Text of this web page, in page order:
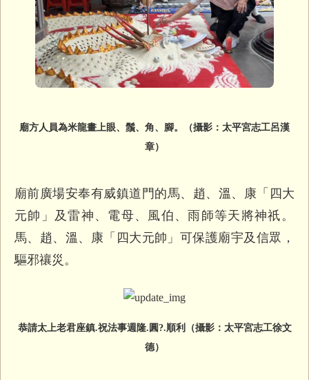
廟方人員為米龍畫上眼、鬚、角、腳。（攝影：太平宮志工呂漢
章）
廟前廣場安奉有威鎮道門的馬、趙、溫、康「四大
元帥」及雷神、 電母、風伯、雨師等天將神祇。
馬、趙、溫、康「四大元帥」 可保護廟宇及信眾，
驅邪禳災。
恭請太上老君座鎮.祝法事週隆.圓?.順利（攝影：太平宮志工徐文
德）